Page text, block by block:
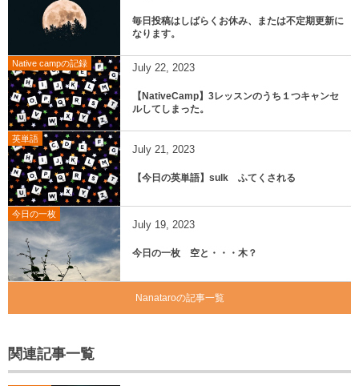
毎日投稿はしばらくお休み、または不定期更新に
なります。
Native campの記録 July 22, 2023
【NativeCamp】3レッスンのうち１つキャンセ
ルしてしまった。
英単語
July 21, 2023
【今日の英単語】sulk ふてくされる
今日の一枚
July 19, 2023
今日の一枚 空と・・・木？
Nanataroの記事一覧
関連記事一覧